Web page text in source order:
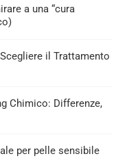
a una “cura
il Trattamento
Chimico: Differenze,
per pelle sensibile